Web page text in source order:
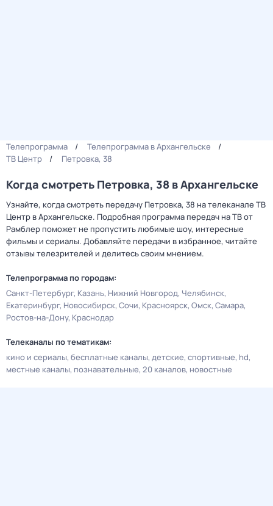
Телепрограмма
Телепрограмма в Архангельске
ТВ Центр
Петровка, 38
Когда смотреть Петровка, 38 в Архангельске
Узнайте, когда смотреть передачу Петровка, 38 на телеканале ТВ
Центр в Архангельске. Подробная программа передач на ТВ от
Рамблер поможет не пропустить любимые шоу, интересные
фильмы и сериалы. Добавляйте передачи в избранное, читайте
отзывы телезрителей и делитесь своим мнением.
Телепрограмма по городам:
Санкт-Петербург Казань Нижний Новгород Челябинск
Екатеринбург Новосибирск Сочи Красноярск Омск Самара
Ростов-на-Дону Краснодар
Телеканалы по тематикам:
кино и сериалы бесплатные каналы детские спортивные hd
местные каналы познавательные 20 каналов новостные